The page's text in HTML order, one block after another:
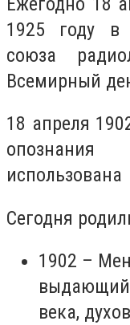
1925 году в
союза
Всемирный
18 апреля
Сегодня
1902 –
века,